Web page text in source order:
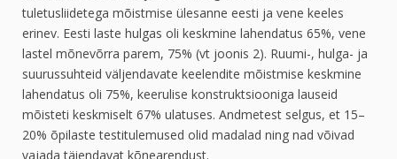
tuletusliidetega mõistmise ülesanne eesti ja vene keeles
erinev. Eesti laste hulgas oli keskmine lahendatus 65%, vene
lastel mõnevõrra parem, 75% (vt joonis 2). Ruumi-, hulga- ja
suurussuhteid väljendavate keelendite mõistmise keskmine
lahendatus oli 75%, keerulise konstruktsiooniga lauseid
mõisteti keskmiselt 67% ulatuses. Andmetest selgus, et 15–
20% õpilaste testitulemused olid madalad ning nad võivad
vajada täiendavat kõnearendust.